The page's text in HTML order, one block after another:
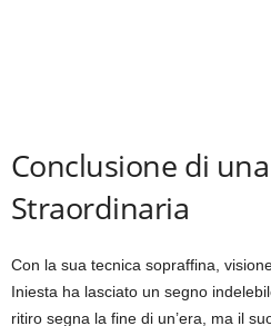
Conclusione di
Straordinaria
Con la sua tecnica sopraffina,
Iniesta ha lasciato un segno
ritiro segna la fine di un’era, ma il